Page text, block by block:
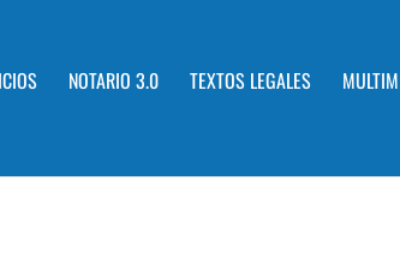
NOTARIO 3.0 TEXTOS LEGALES